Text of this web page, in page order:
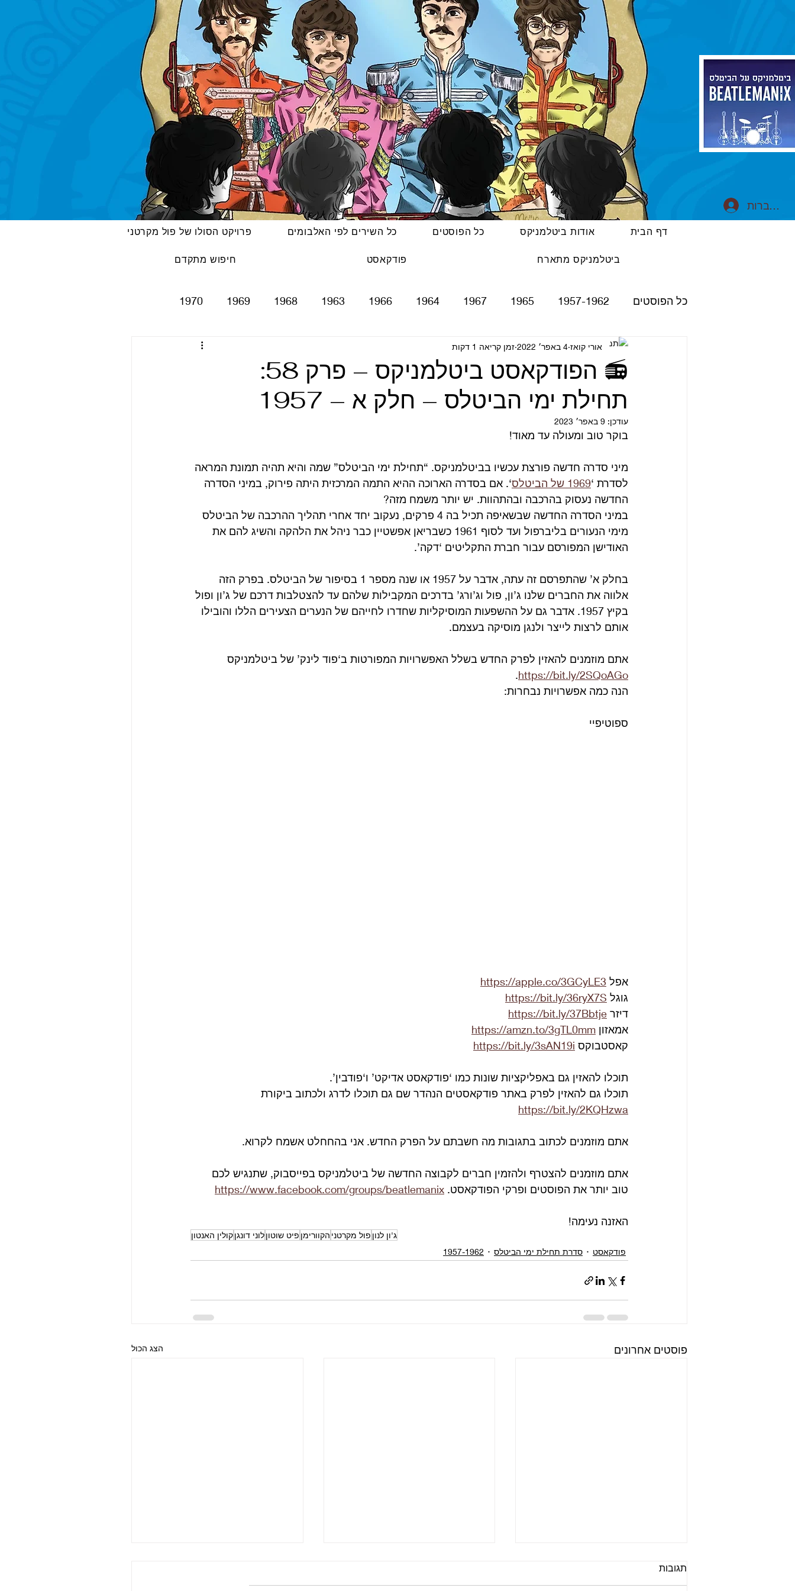
דף הבית אודות ביטלמניקס כל הפוסטים כל השירים לפי האלבומים פרויקט הסולו של פול מקרטני
ביטלמניקס מתארח פודקאסט חיפוש מתקדם
כל הפוסטים 1957-1962
1965
1967
1964
1966
1963
1968
1969
1970
Please Please Me
With The Beatles
Rubber Soul
Revolver
Sgt. Pepper's Lonely Hearts Club Ba
Magical Mystery Tour
The Beatles - White Album
Yellow Submarine
קאברים סרטים טלוויזיה רדיו קטעים מתוך ספרים ומאמרים
📻 הפודקאסט ביטלמניקס – פרק 58:
תחילת ימי הביטלס – חלק א – 1957
אורי קואז 4 באפר׳ 2022 זמן קריאה 1 דקות
עודכן: 9 באפר׳ 2023
בוקר טוב ומעולה עד מאוד!
מיני סדרה חדשה פורצת עכשיו בביטלמניקס. “תחילת ימי הביטלס” שמה והיא תהיה תמונת המראה
לסדרת ‘1969 של הביטלס
‘. אם בסדרה הארוכה ההיא התמה המרכזית היתה פירוק, במיני הסדרה
החדשה נעסוק בהרכבה ובהתהוות. יש יותר משמח מזה?
במיני הסדרה החדשה שבשאיפה תכיל בה 4 פרקים, נעקוב יחד אחרי תהליך ההרכבה של הביטלס
מימי הנעורים בליברפול ועד לסוף 1961 כשבריאן אפשטיין כבר ניהל את הלהקה והשיג להם את
האודישן המפורסם עבור חברת התקליטים ‘דקה’.
בחלק א’ שהתפרסם זה עתה, אדבר על 1957 או שנה מספר 1 בסיפור של הביטלס. בפרק הזה
אלווה את החברים שלנו ג’ון, פול וג’ורג’ בדרכים המקבילות שלהם עד להצטלבות דרכם של ג’ון ופול
בקיץ 1957. אדבר גם על ההשפעות המוסיקליות שחדרו לחייהם של הנערים הצעירים הללו והובילו
אותם לרצות לייצר ולנגן מוסיקה בעצמם.
אתם מוזמנים להאזין לפרק החדש בשלל האפשרויות המפורטות ב‘פוד לינק’ של ביטלמניקס
https://bit.ly/2SQoAGo
.
הנה כמה אפשרויות נבחרות:
ספוטיפיי
אפל https://apple.co/3GCyLE3
גוגל https://bit.ly/36ryX7S
דיזר https://bit.ly/37Bbtje
אמאזון https://amzn.to/3gTL0mm
קאסטבוקס https://bit.ly/3sAN19i
תוכלו להאזין גם באפליקציות שונות כמו ‘פודקאסט אדיקט’ ו‘פודבין’.
תוכלו גם להאזין לפרק באתר פודקאסטים הנהדר שם גם תוכלו לדרג ולכתוב ביקורת
https://bit.ly/2KQHzwa
אתם מוזמנים לכתוב בתגובות מה חשבתם על הפרק החדש. אני בהחחלט אשמח לקרוא.
אתם מוזמנים להצטרף ולהזמין חברים לקבוצה החדשה של ביטלמניקס בפייסבוק, שתנגיש לכם
טוב יותר את הפוסטים ופרקי הפודקאסט. https://www.facebook.com/groups/beatlemanix
האזנה נעימה!
ג'ון לנון פול מקרטני הקוורימן פיט שוטוןלוני דונגןקולין האנטון
פודקאסט
סדרת תחילת ימי הביטלס 1957-1962
פוסטים אחרונים הצג הכול
תגובות